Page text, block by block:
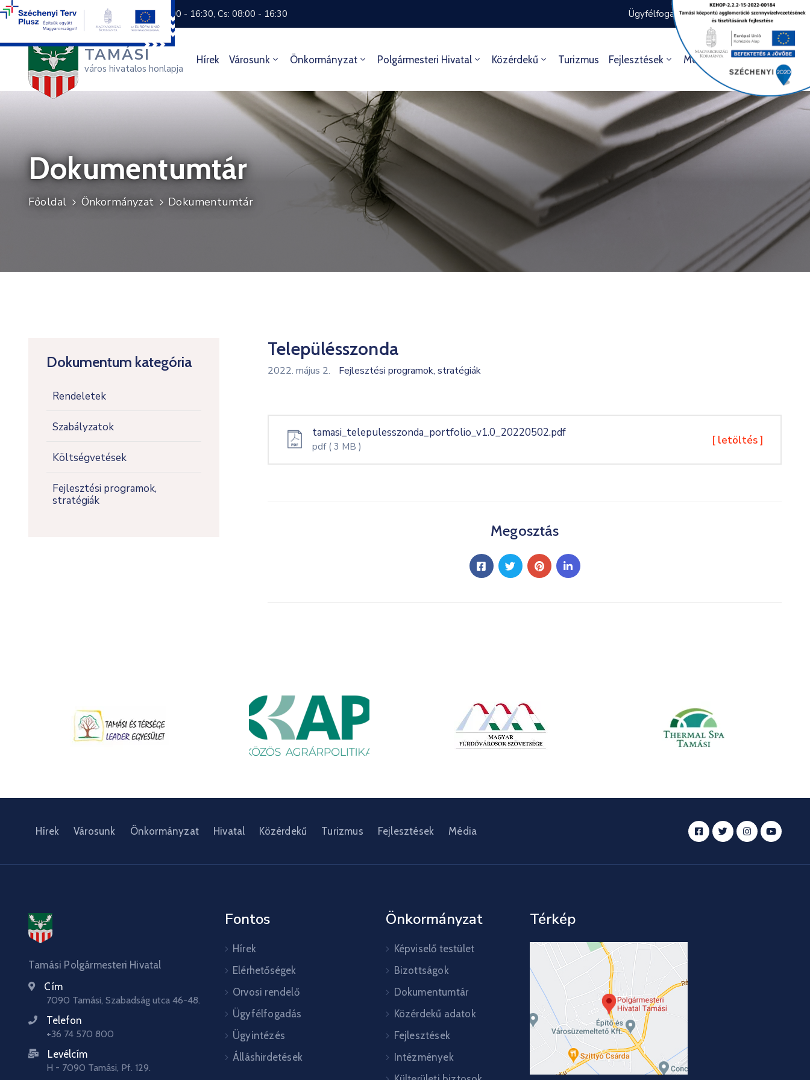
+36 74 570 800 H: 8:00 - 16:30, Cs: 08:00 - 16:30 Ügyfélfogadás rendje Ügyintézés
TAMÁSI
város hivatalos honlapja
Hírek Városunk Önkormányzat Polgármesteri Hivatal Közérdekű Turizmus Fejlesztések Média Kultúra
Dokumentumtár
Főoldal Önkormányzat Dokumentumtár
Dokumentum kategória
Rendeletek
Szabályzatok
Költségvetések
Fejlesztési programok,
stratégiák
Településszonda
2022. május 2. Fejlesztési programok, stratégiák
tamasi_telepulesszonda_portfolio_v1.0_20220502.pdf
pdf ( 3 MB ) [ letöltés ]
Megosztás
Hírek Városunk Önkormányzat Hivatal Közérdekű Turizmus Fejlesztések Média
Tamási Polgármesteri Hivatal
Cím
7090 Tamási, Szabadság utca 46-48.
Telefon
+36 74 570 800
Levélcím
H - 7090 Tamási, Pf. 129.
Fontos
Hírek
Elérhetőségek
Orvosi rendelő
Ügyfélfogadás
Ügyintézés
Álláshirdetések
Önkormányzat
Képviselő testület
Bizottságok
Dokumentumtár
Közérdekű adatok
Fejlesztések
Intézmények
Térkép